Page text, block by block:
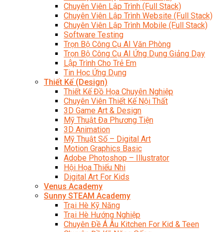
Chuyên Viên Lập Trình (Full Stack)
Chuyên Viên Lập Trình Website (Full Stack)
Chuyên Viên Lập Trình Mobile (Full Stack)
Software Testing
Trọn Bộ Công Cụ AI Văn Phòng
Trọn Bộ Công Cụ AI Ứng Dụng Giảng Dạy
Lập Trình Cho Trẻ Em
Tin Học Ứng Dụng
Thiết Kế (Design)
Thiết Kế Đồ Họa Chuyên Nghiệp
Chuyên Viên Thiết Kế Nội Thất
3D Game Art & Design
Mỹ Thuật Đa Phương Tiện
3D Animation
Mỹ Thuật Số – Digital Art
Motion Graphics Basic
Adobe Photoshop – Illustrator
Hội Họa Thiếu Nhi
Digital Art For Kids
Venus Academy
Sunny STEAM Academy
Trại Hè Kỹ Năng
Trại Hè Hướng Nghiệp
Chuyên Đề Á Âu Kitchen For Kid & Teen